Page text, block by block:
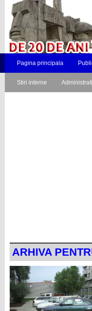
Pagina principala
Stiri interne
ARHIVA